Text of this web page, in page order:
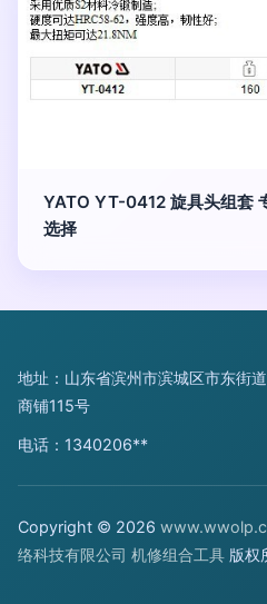
YATO YT-0412 旋具头组套
选择
地址：山东省滨州市滨城区市东街
商铺115号
电话：1340206**
Copyright © 2026
络科技有限公司 机修组合工具 版权